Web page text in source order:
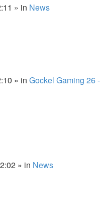
» in News
» in Gockel Gaming 26 -
» in News